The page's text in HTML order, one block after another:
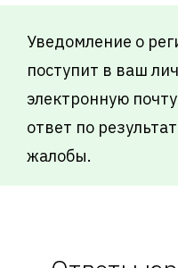
Уведомление о
поступит в ваш
электронную
ответ по
жалобы.